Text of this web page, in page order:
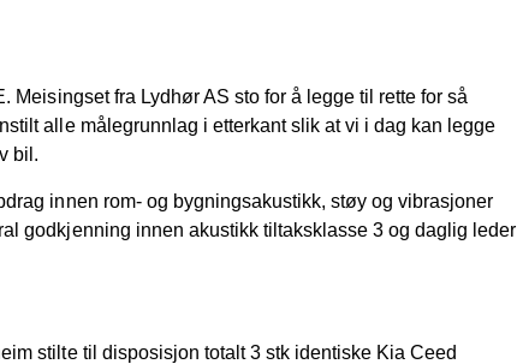
fra Lydhør AS sto for å legge til rette for så
alle målegrunnlag i etterkant slik at vi i dag kan legge
bil.
innen rom- og bygningsakustikk, støy og vibrasjoner
godkjenning innen akustikk tiltaksklasse 3 og daglig leder
stilte til disposisjon totalt 3 stk identiske Kia Ceed